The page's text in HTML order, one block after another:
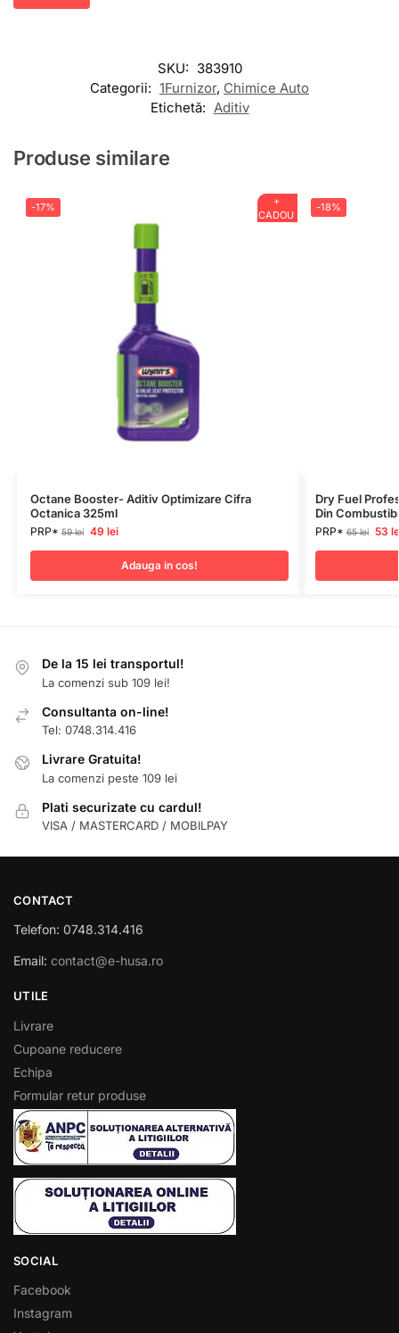
SKU: 383910
Categorii: 1Furnizor, Chimice Auto
Etichetă: Aditiv
Produse similare
+
CADOU
-17%
Octane Booster- Aditiv Optimizare Cifra
Octanica 325ml
PRP*59lei 49 lei
Adauga in cos!
-18%
Dry Fuel
Din
PRP*65lei 53
De la 15 lei transportul!
La comenzi sub 109 lei!
Consultanta on-line!
Tel: 0748.314.416
Livrare Gratuita!
La comenzi peste 109 lei
Plati securizate cu cardul!
VISA / MASTERCARD / MOBILPAY
CONTACT
Telefon: 0748.314.416
Email: contact@e-husa.ro
UTILE
Livrare
Cupoane reducere
Echipa
Formular retur produse
SOCIAL
Facebook
Instagram